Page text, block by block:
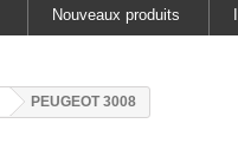
Nouveaux produits
PEUGEOT 3008